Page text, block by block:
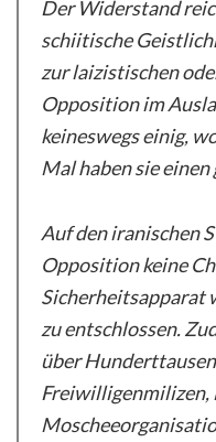
Der Widerstand
schiitische
zur laizistischen
Opposition im
keineswegs einig,
Mal haben sie
Auf den iranischen
Opposition keine
Sicherheitsapparat
zu entschlossen.
über